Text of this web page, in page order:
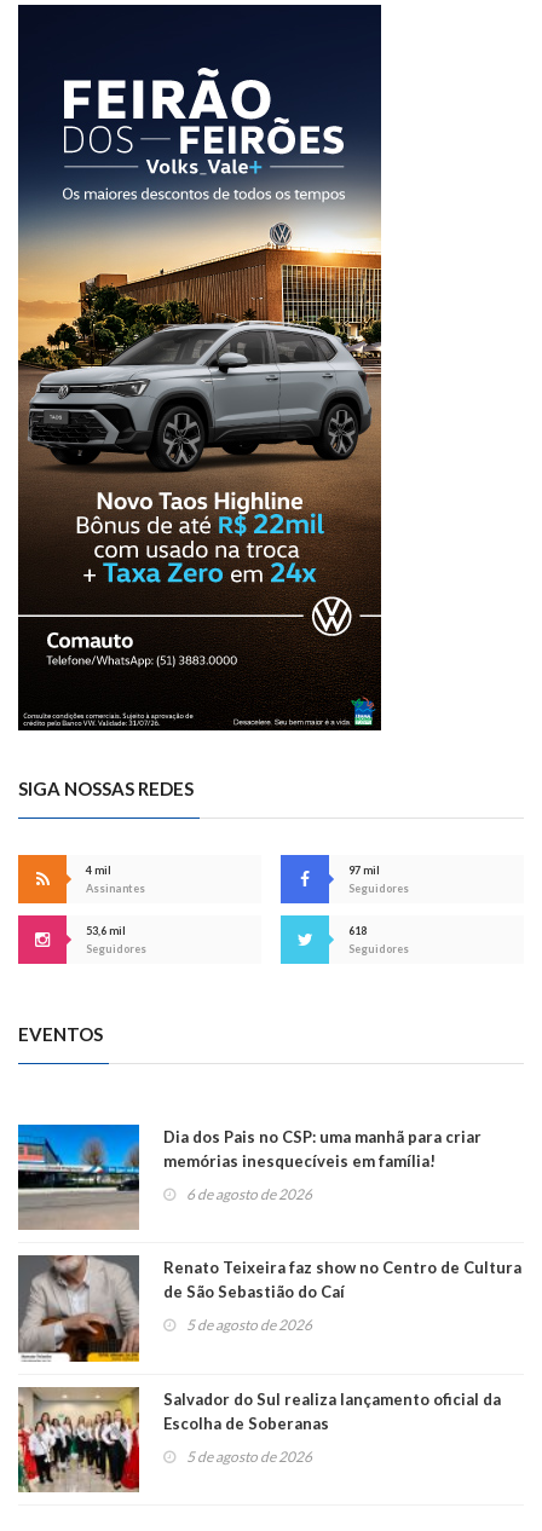
SIGA NOSSAS REDES
4 mil
Assinantes
97 mil
Seguidores
53,6 mil
Seguidores
618
Seguidores
EVENTOS
Dia dos Pais no CSP: uma manhã para criar
memórias inesquecíveis em família!
6 de agosto de 2026
Renato Teixeira faz show no Centro de Cultura
de São Sebastião do Caí
5 de agosto de 2026
Salvador do Sul realiza lançamento oficial da
Escolha de Soberanas
5 de agosto de 2026